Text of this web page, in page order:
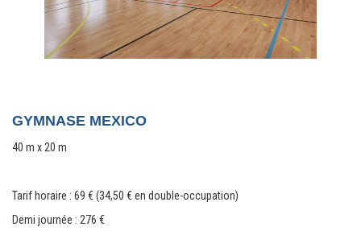
GYMNASE MEXICO
40 m x 20 m
Tarif horaire : 69 € (34,50 € en double-occupation)
Demi journée : 276 €